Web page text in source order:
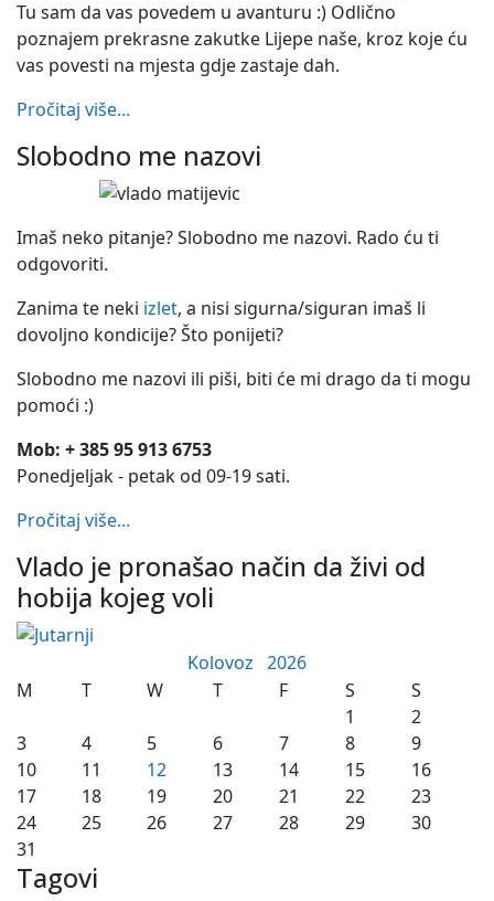
Tu sam da vas povedem u avanturu :) Odlično
poznajem prekrasne zakutke Lijepe naše, kroz koje ću
vas povesti na mjesta gdje zastaje dah.
Pročitaj više...
Slobodno me nazovi
Imaš neko pitanje? Slobodno me nazovi. Rado ću ti
odgovoriti.
Zanima te neki izlet, a nisi sigurna/siguran imaš li
dovoljno kondicije? Što ponijeti?
Slobodno me nazovi ili piši, biti će mi drago da ti mogu
pomoći :)
Mob: + 385 95 913 6753
Ponedjeljak - petak od 09-19 sati.
Pročitaj više...
Vlado je pronašao način da živi od
hobija kojeg voli
Kolovoz 2026
M
T W T F S
S
1
2
3
4 5 6 7 8
9
10
11 12 13 14 15
16
17
18 19 20 21 22
23
24
25 26 27 28 29
30
31
Tagovi